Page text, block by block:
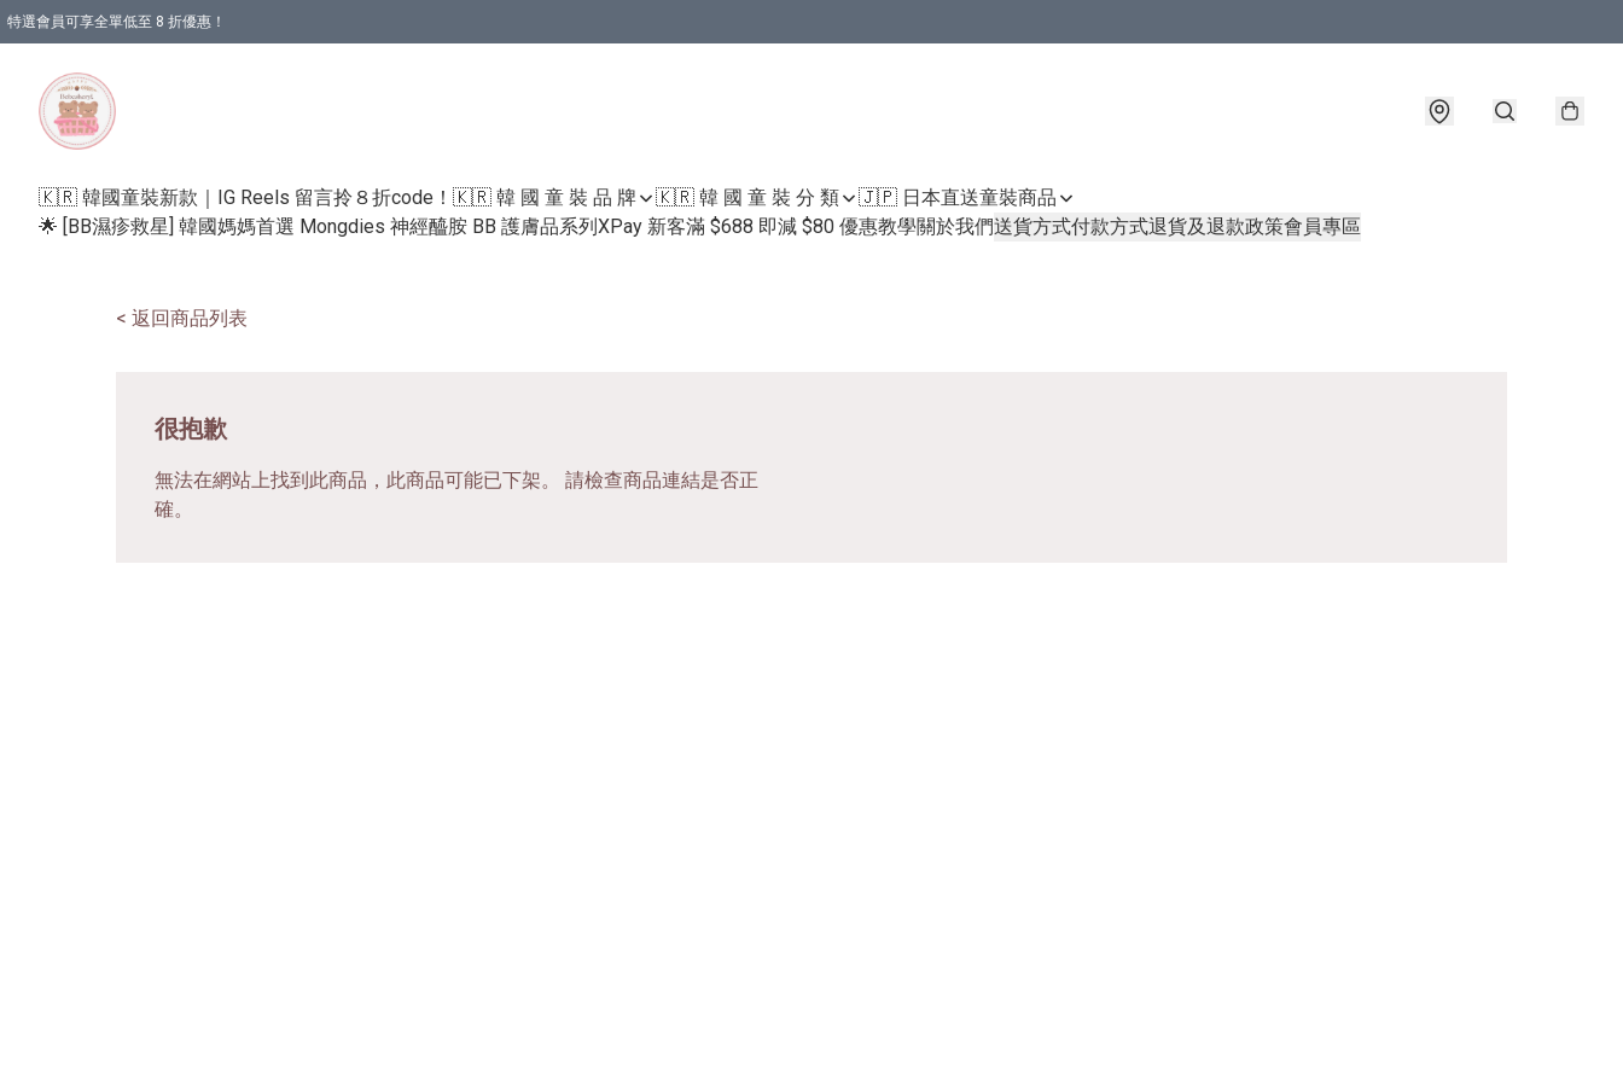
特選會員可享全單低至 8 折優惠！
🇰🇷 韓國童裝新款｜IG Reels 留言拎８折code！ 🇰🇷 韓 國 童 裝 品 牌 🇰🇷 韓 國 童 裝 分 類 🇯🇵 日本直送童裝商品
🌟 [BB濕疹救星] 韓國媽媽首選 Mongdies 神經醯胺 BB 護膚品系列XPay 新客滿 $688 即減 $80 優惠教學關於我們送貨方式付款方式退貨及退款政策會員專區
< 返回商品列表
很抱歉
無法在網站上找到此商品，此商品可能已下架。 請檢查商品連結是否正
確。